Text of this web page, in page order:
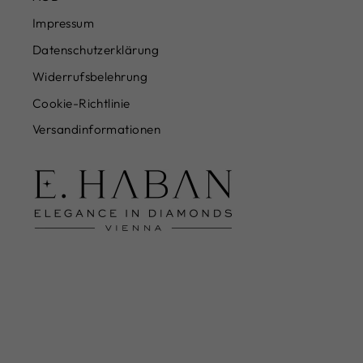
Impressum
Datenschutzerklärung
Widerrufsbelehrung
Cookie-Richtlinie
Versandinformationen